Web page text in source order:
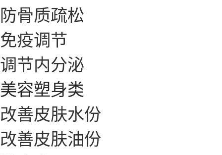
防骨质疏松
免疫调节
调节内分泌
美容塑身类
改善皮肤水份
改善皮肤油份